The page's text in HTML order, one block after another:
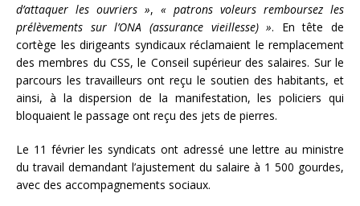
d’attaquer les ouvriers », « patrons voleurs remboursez les
prélèvements sur l’ONA (assurance vieillesse) ». En tête de
cortège les dirigeants syndicaux réclamaient le remplacement
des membres du CSS, le Conseil supérieur des salaires. Sur le
parcours les travailleurs ont reçu le soutien des habitants, et
ainsi, à la dispersion de la manifestation, les policiers qui
bloquaient le passage ont reçu des jets de pierres.
Le 11 février les syndicats ont adressé une lettre au ministre
du travail demandant l’ajustement du salaire à 1 500 gourdes,
avec des accompagnements sociaux.